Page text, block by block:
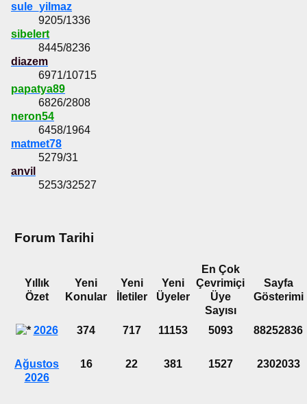
sule_yilmaz
9205/1336
sibelert
8445/8236
diazem
6971/10715
papatya89
6826/2808
neron54
6458/1964
matmet78
5279/31
anvil
5253/32527
Forum Tarihi
Yıllık
Özet
Yeni
Konular
Yeni
İletiler
Yeni
Üyeler
En Çok
Çevrimiçi
Üye
Sayısı
Sayfa
Gösterimi
2026 374 717 11153 5093 88252836
Ağustos
2026
16 22 381 1527 2302033